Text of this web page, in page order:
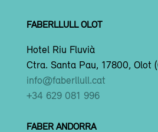
FABERLLULL OLOT
Hotel Riu Fluvià
Ctra. Santa Pau, 17800, Olot
info@faberllull.cat
+34 629 081 996
FABER ANDORRA